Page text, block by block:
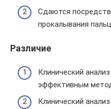
Сдаются
прокалывания
Различие
Клинический
эффективным
Клинический